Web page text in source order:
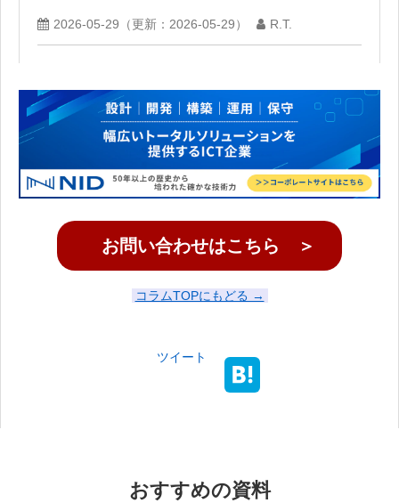
2026-05-29 （更新： 2026-05-29） R.T.
お問い合わせはこちら ＞
コラムTOPにもどる →
ツイート
おすすめの資料